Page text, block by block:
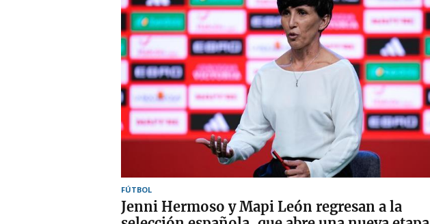
FÚTBOL
Jenni Hermoso y Mapi León regresan a la